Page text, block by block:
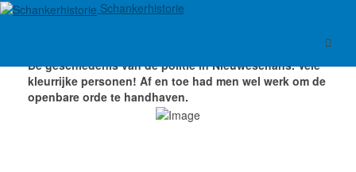
Schankerhistorie
Degeschiedenis van de politie in Nieuweschans. Vele
kleurrijke personen! Af en toe had men wel werk om de
openbare orde te handhaven.